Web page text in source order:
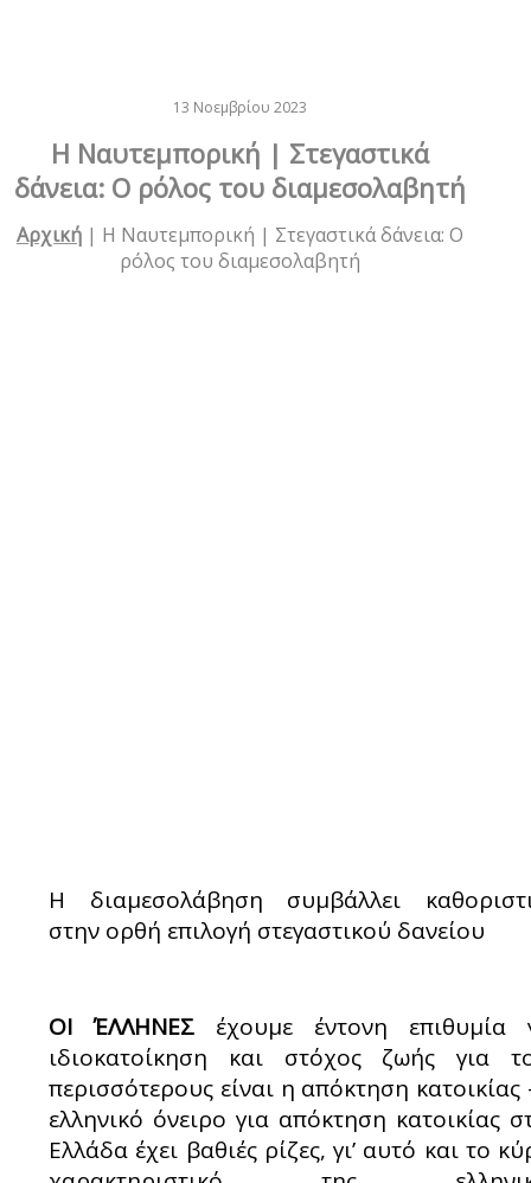
13 Νοεμβρίου 2023
Η Ναυτεμπορική | Στεγαστικά
δάνεια: Ο ρόλος του διαμεσολαβητή
Αρχική| Η Ναυτεμπορική | Στεγαστικά δάνεια: Ο
ρόλος του διαμεσολαβητή
Η διαμεσολάβηση συμβάλλει
στην ορθή επιλογή στεγαστικού δανείου
ΟΙ ΈΛΛΗΝΕΣ έχουμε έντονη επιθυμία
ιδιοκατοίκηση και στόχος ζωής για
περισσότερους είναι η απόκτηση κατοικίας
ελληνικό όνειρο για απόκτηση κατοικίας
Ελλάδα έχει βαθιές ρίζες, γι’ αυτό και το